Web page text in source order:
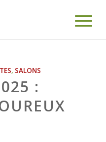
, SALONS
: